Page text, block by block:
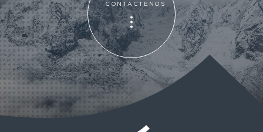
CONTÁCTENOS
CONTÁCTENOS